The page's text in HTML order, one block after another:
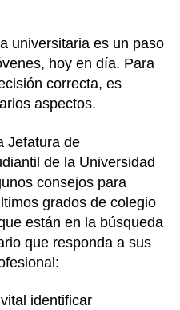
universitaria es un paso
hoy en día. Para
correcta, es
aspectos.
Jefatura de
de la Universidad
consejos para
grados de colegio
están en la búsqueda
que responda a sus
identificar